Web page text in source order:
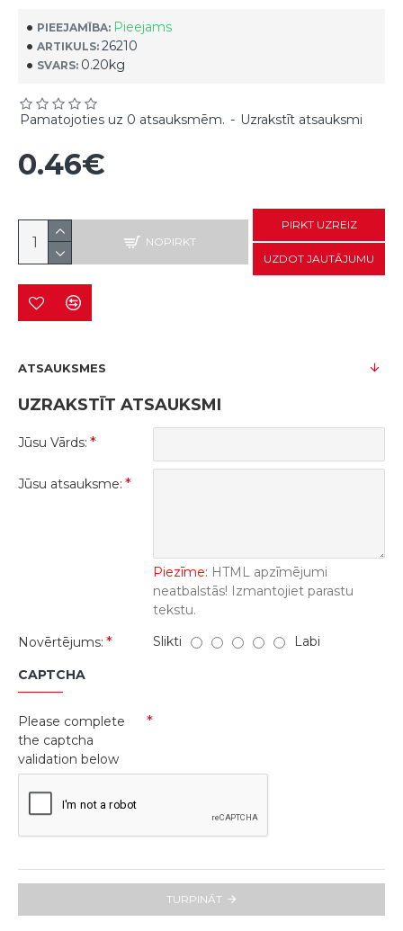
PIEEJAMĪBA: Pieejams
ARTIKULS: 26210
SVARS: 0.20kg
Pamatojoties uz 0 atsauksmēm. - Uzrakstīt atsauksmi
0.46€
NOPIRKT
PIRKT UZREIZ
UZDOT JAUTĀJUMU
ATSAUKSMES
UZRAKSTĪT ATSAUKSMI
Jūsu Vārds:
Jūsu atsauksme:
Piezīme: HTML apzīmējumi
neatbalstās! Izmantojiet parastu
tekstu.
Novērtējums:
Slikti Labi
CAPTCHA
Please complete
the captcha
validation below
TURPINĀT